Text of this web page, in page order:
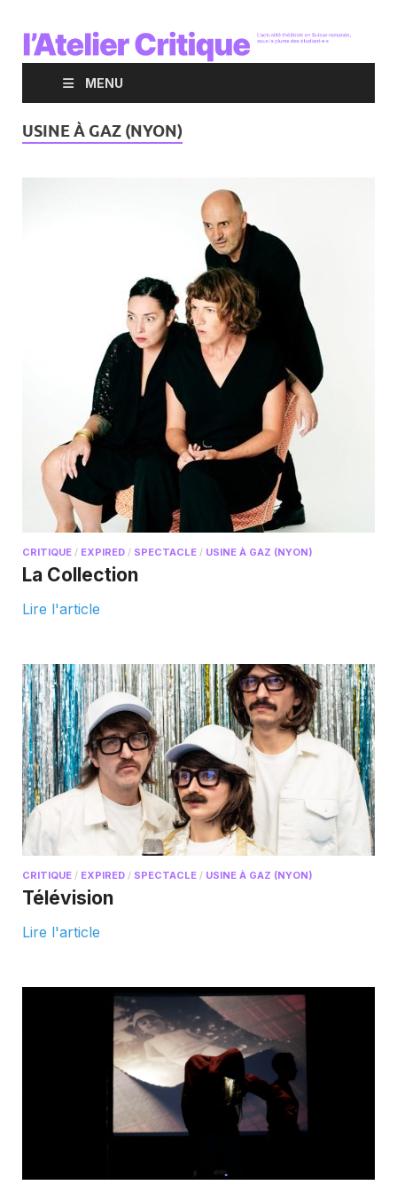
MENU
USINE À GAZ (NYON)
CRITIQUE / EXPIRED / SPECTACLE / USINE À GAZ (NYON)
La Collection
Lire l'article
CRITIQUE / EXPIRED / SPECTACLE / USINE À GAZ (NYON)
Télévision
Lire l'article